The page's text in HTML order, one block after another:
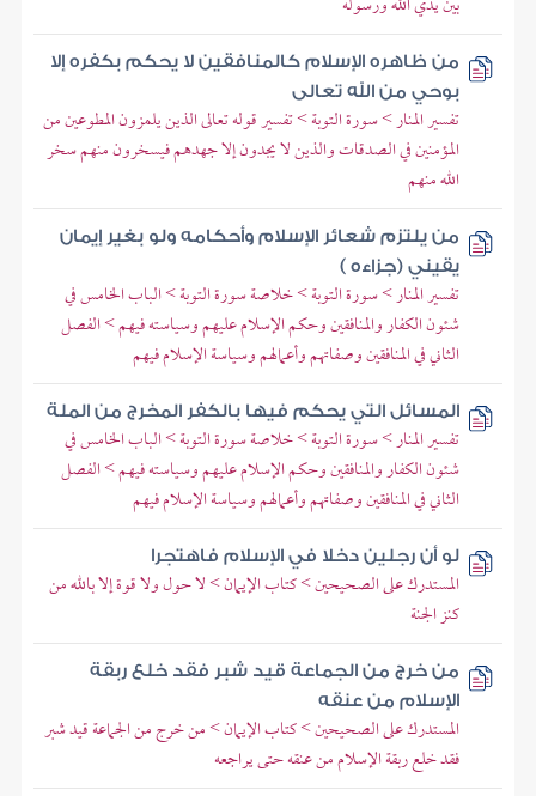
من ظاهره الإسلام كالمنافقين لا يحكم بكفره إلا
بوحي من الله تعالى
تفسير المنار > سورة التوبة > تفسير قوله تعالى الذين يلمزون المطوعين من
المؤمنين في الصدقات والذين لا يجدون إلا جهدهم فيسخرون منهم سخر
الله منهم
من يلتزم شعائر الإسلام وأحكامه ولو بغير إيمان
يقيني (جزاءه )
تفسير المنار > سورة التوبة > خلاصة سورة التوبة > الباب الخامس في
شئون الكفار والمنافقين وحكم الإسلام عليهم وسياسته فيهم > الفصل
الثاني في المنافقين وصفاتهم وأعمالهم وسياسة الإسلام فيهم
المسائل التي يحكم فيها بالكفر المخرج من الملة
تفسير المنار > سورة التوبة > خلاصة سورة التوبة > الباب الخامس في
شئون الكفار والمنافقين وحكم الإسلام عليهم وسياسته فيهم > الفصل
الثاني في المنافقين وصفاتهم وأعمالهم وسياسة الإسلام فيهم
لو أن رجلين دخلا في الإسلام فاهتجرا
المستدرك على الصحيحين > كتاب الإيمان > لا حول ولا قوة إلا بالله من
كنز الجنة
من خرج من الجماعة قيد شبر فقد خلع ربقة
الإسلام من عنقه
المستدرك على الصحيحين > كتاب الإيمان > من خرج من الجماعة قيد شبر
فقد خلع ربقة الإسلام من عنقه حتى يراجعه